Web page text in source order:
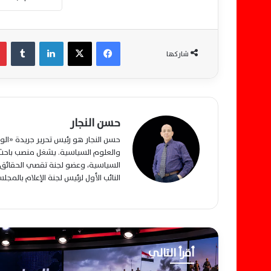
شاركها
فيسبوك ‫X لينكدإن
حسن النجار
حسن النجار هو رئيس تحرير جريدة
والعلوم السياسية. يشغل منصب
السياسية، وعضو لجنة تقصي
النائب الأول لرئيس لجنة الإعلام
أقرأ التالي